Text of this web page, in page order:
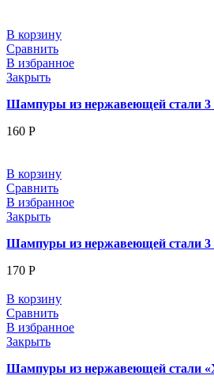
В корзину
Сравнить
В избранное
Закрыть
Шампуры из нержавеющей стали 3
160 Р
В корзину
Сравнить
В избранное
Закрыть
Шампуры из нержавеющей стали 3
170 Р
В корзину
Сравнить
В избранное
Закрыть
Шампуры из нержавеющей стали